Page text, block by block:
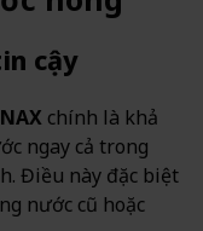
cậy
chính là khả
ngay cả trong
Điều này đặc biệt
nước cũ hoặc